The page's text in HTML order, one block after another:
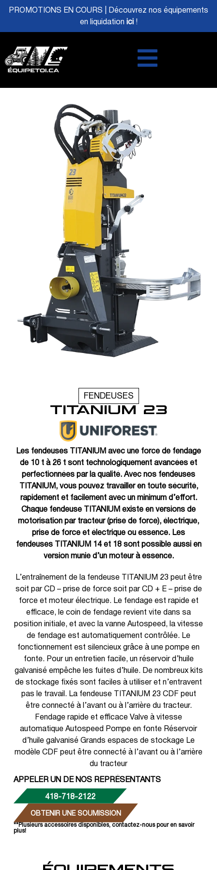
PROMOTIONS EN COURS | Découvrez nos équipements
en liquidation ici !
FENDEUSES
TITANIUM 23
Les fendeuses TITANIUM avec une force de fendage
de 10 t à 26 t sont technologiquement avancées et
perfectionnées par la qualité. Avec nos fendeuses
TITANIUM, vous pouvez travailler en toute sécurité,
rapidement et facilement avec un minimum d’effort.
Chaque fendeuse TITANIUM existe en versions de
motorisation par tracteur (prise de force), électrique,
prise de force et électrique ou essence. Les
fendeuses TITANIUM 14 et 18 sont possible aussi en
version munie d’un moteur à essence.
L’entraînement de la fendeuse TITANIUM 23 peut être
soit par CD – prise de force soit par CD + E – prise de
force et moteur électrique. Le fendage est rapide et
efficace, le coin de fendage revient vite dans sa
position initiale, et avec la vanne Autospeed, la vitesse
de fendage est automatiquement contrôlée. Le
fonctionnement est silencieux grâce à une pompe en
fonte. Pour un entretien facile, un réservoir d’huile
galvanisé empêche les fuites d’huile. De nombreux kits
de stockage fixés sont faciles à utiliser et n’entravent
pas le travail. La fendeuse TITANIUM 23 CDF peut
être connecté à l’avant ou à l’arrière du tracteur.
Fendage rapide et efficace Valve à vitesse
automatique Autospeed Pompe en fonte Réservoir
d’huile galvanisé Grands espaces de stockage Le
modèle CDF peut être connecté à l’avant ou à l’arrière
du tracteur
APPELER UN DE NOS REPRÉSENTANTS
418-718-2122
OBTENIR UNE SOUMISSION
**Plusieurs accessoires disponibles, contactez-nous pour en savoir
plus!